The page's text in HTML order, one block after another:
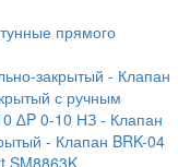
прямого
закрытый - Клапан
с ручным
∆P 0-10 НЗ - Клапан
- Клапан BRK-04
SM8863K